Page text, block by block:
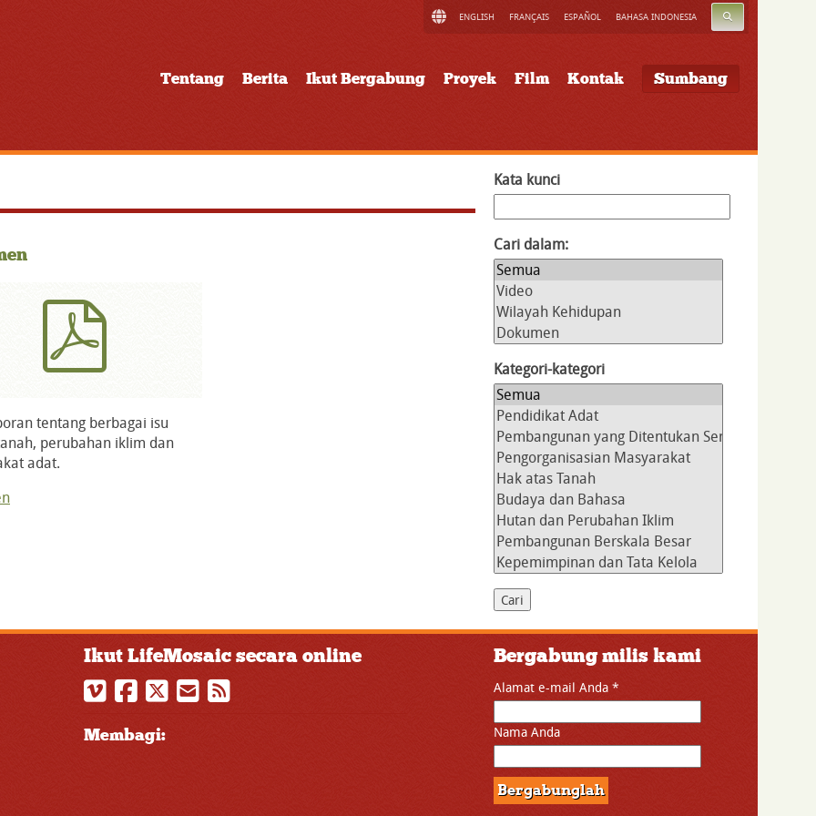
ENGLISH FRANÇAIS ESPAÑOL BAHASA INDONESIA CARI
Tentang Berita Ikut Bergabung Proyek Film Kontak Sumbang
tentang berbagai isu
perubahan iklim dan
adat.
Kata kunci
Cari dalam:
Kategori-kategori
Ikut LifeMosaic secara online
Membagi:
Bergabung milis kami
Alamat e-mail Anda *
Nama Anda